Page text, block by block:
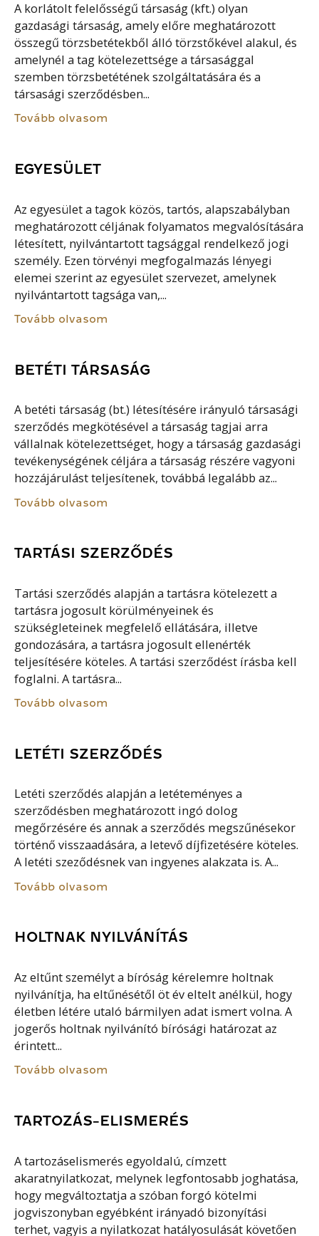
A korlátolt felelősségű társaság (kft.) olyan
gazdasági társaság, amely előre meghatározott
összegű törzsbetétekből álló törzstőkével alakul, és
amelynél a tag kötelezettsége a társasággal
szemben törzsbetétének szolgáltatására és a
társasági szerződésben...
Tovább olvasom
EGYESÜLET
Az egyesület a tagok közös, tartós, alapszabályban
meghatározott céljának folyamatos megvalósítására
létesített, nyilvántartott tagsággal rendelkező jogi
személy. Ezen törvényi megfogalmazás lényegi
elemei szerint az egyesület szervezet, amelynek
nyilvántartott tagsága van,...
Tovább olvasom
BETÉTI TÁRSASÁG
A betéti társaság (bt.) létesítésére irányuló társasági
szerződés megkötésével a társaság tagjai arra
vállalnak kötelezettséget, hogy a társaság gazdasági
tevékenységének céljára a társaság részére vagyoni
hozzájárulást teljesítenek, továbbá legalább az...
Tovább olvasom
TARTÁSI SZERZŐDÉS
Tartási szerződés alapján a tartásra kötelezett a
tartásra jogosult körülményeinek és
szükségleteinek megfelelő ellátására, illetve
gondozására, a tartásra jogosult ellenérték
teljesítésére köteles. A tartási szerződést írásba kell
foglalni. A tartásra...
Tovább olvasom
LETÉTI SZERZŐDÉS
Letéti szerződés alapján a letéteményes a
szerződésben meghatározott ingó dolog
megőrzésére és annak a szerződés megszűnésekor
történő visszaadására, a letevő díjfizetésére köteles.
A letéti szeződésnek van ingyenes alakzata is. A...
Tovább olvasom
HOLTNAK NYILVÁNÍTÁS
Az eltűnt személyt a bíróság kérelemre holtnak
nyilvánítja, ha eltűnésétől öt év eltelt anélkül, hogy
életben létére utaló bármilyen adat ismert volna. A
jogerős holtnak nyilvánító bírósági határozat az
érintett...
Tovább olvasom
TARTOZÁS-ELISMERÉS
A tartozáselismerés egyoldalú, címzett
akaratnyilatkozat, melynek legfontosabb joghatása,
hogy megváltoztatja a szóban forgó kötelmi
jogviszonyban egyébként irányadó bizonyítási
terhet, vagyis a nyilatkozat hatályosulását követően